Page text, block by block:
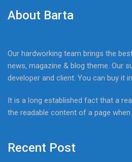
About Barta
Our hardworking team brings the
news, magazine & blog theme. Our
developer and client. You can buy it
It is a long established fact that a
the readable content of a page
Recent Post